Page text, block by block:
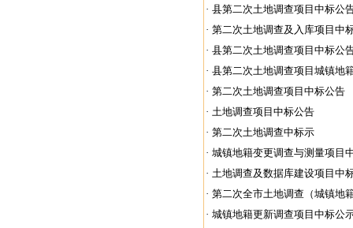
· 县第二次土地调查项目中标公
· 第二次土地调查及入库项目中
· 县第二次土地调查项目中标公
· 县第二次土地调查项目城镇地
· 第二次土地调查项目中标公告
· 土地调查项目中标公告
· 第二次土地调查中标示
· 城镇地籍变更调查与测量项目
· 土地调查及数据库建设项目中
· 第二次全市土地调查（城镇地
· 城镇地籍更新调查项目中标公